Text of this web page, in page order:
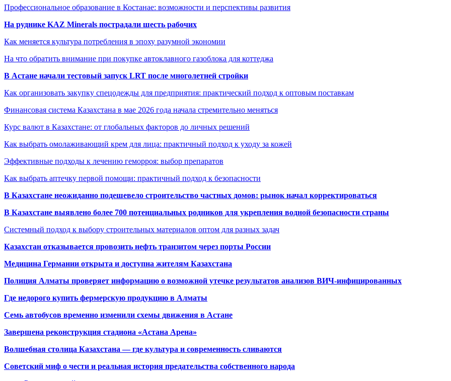
Профессиональное образование в Костанае: возможности и перспективы развития
На руднике KAZ Minerals пострадали шесть рабочих
Как меняется культура потребления в эпоху разумной экономии
На что обратить внимание при покупке автоклавного газоблока для коттеджа
В Астане начали тестовый запуск LRT после многолетней стройки
Как организовать закупку спецодежды для предприятия: практический подход к оптовым поставкам
Финансовая система Казахстана в мае 2026 года начала стремительно меняться
Курс валют в Казахстане: от глобальных факторов до личных решений
Как выбрать омолаживающий крем для лица: практичный подход к уходу за кожей
Эффективные подходы к лечению геморроя: выбор препаратов
Как выбрать аптечку первой помощи: практичный подход к безопасности
В Казахстане неожиданно подешевело строительство частных домов: рынок начал корректироваться
В Казахстане выявлено более 700 потенциальных родников для укрепления водной безопасности страны
Системный подход к выбору строительных материалов оптом для разных задач
Казахстан отказывается провозить нефть транзитом через порты России
Медицина Германии открыта и доступна жителям Казахстана
Полиция Алматы проверяет информацию о возможной утечке результатов анализов ВИЧ-инфицированных
Где недорого купить фермерскую продукцию в Алматы
Семь автобусов временно изменили схемы движения в Астане
Завершена реконструкция стадиона «Астана Арена»
Волшебная столица Казахстана — где культура и современность сливаются
Советский миф о чести и реальная история предательства собственного народа